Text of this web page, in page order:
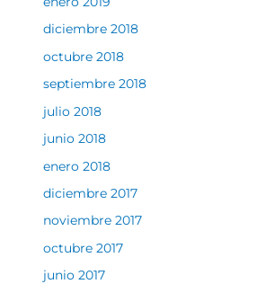
diciembre 2018
octubre 2018
septiembre 2018
julio 2018
junio 2018
enero 2018
diciembre 2017
noviembre 2017
octubre 2017
junio 2017